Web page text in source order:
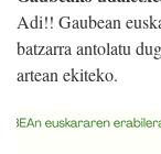
Adi!! Gaubean
batzarra antolatu
artean ekiteko.